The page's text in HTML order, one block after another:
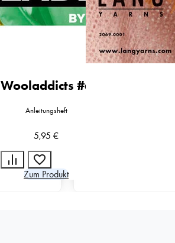
Wooladdicts #6
Anleitungsheft
5,95 €
Zum Produkt